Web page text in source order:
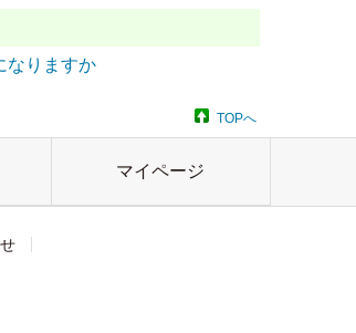
なりますか
TOPへ
マイページ